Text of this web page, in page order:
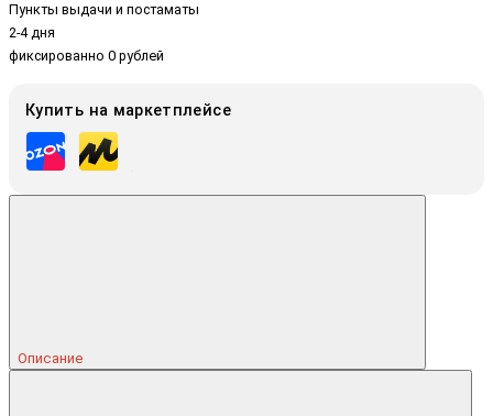
Пункты выдачи и постаматы
2-4 дня
фиксированно 0 рублей
Купить на маркетплейсе
Описание